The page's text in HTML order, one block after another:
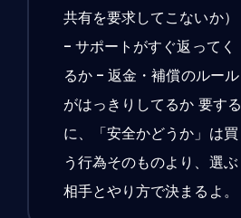
共有を要求してこないか）
- サポートがすぐ返ってく
るか - 返金・補償のルール
がはっきりしてるか 要する
に、「安全かどうか」は買
う行為そのものより、選ぶ
相手とやり方で決まるよ。